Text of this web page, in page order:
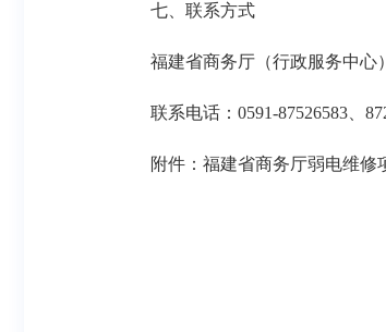
七、联系方式
福建省商务厅（行政服务中心
联系电话：0591-87526583、
附件：福建省商务厅弱电维修